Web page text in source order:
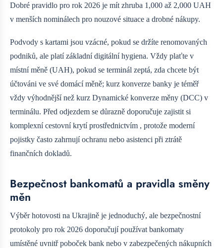
Dobré pravidlo pro rok 2026 je mít zhruba 1,000 až 2,000 UAH
v menších nominálech pro nouzové situace a drobné nákupy.
Podvody s kartami jsou vzácné, pokud se držíte renomovaných
podniků, ale platí základní digitální hygiena. Vždy plaťte v
místní měně (UAH), pokud se terminál zeptá, zda chcete být
účtováni ve své domácí měně; kurz konverze banky je téměř
vždy výhodnější než kurz Dynamické konverze měny (DCC) v
terminálu. Před odjezdem se důrazně doporučuje zajistit si
komplexní cestovní krytí prostřednictvím , protože moderní
pojistky často zahrnují ochranu nebo asistenci při ztrátě
finančních dokladů.
Bezpečnost bankomatů a pravidla směny
měn
Výběr hotovosti na Ukrajině je jednoduchý, ale bezpečnostní
protokoly pro rok 2026 doporučují používat bankomaty
umístěné uvnitř poboček bank nebo v zabezpečených nákupních